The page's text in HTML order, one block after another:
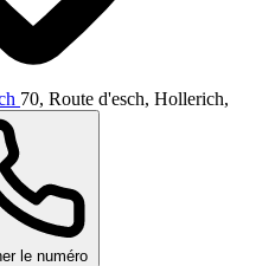
70, Route d'esch, Hollerich,
le numéro